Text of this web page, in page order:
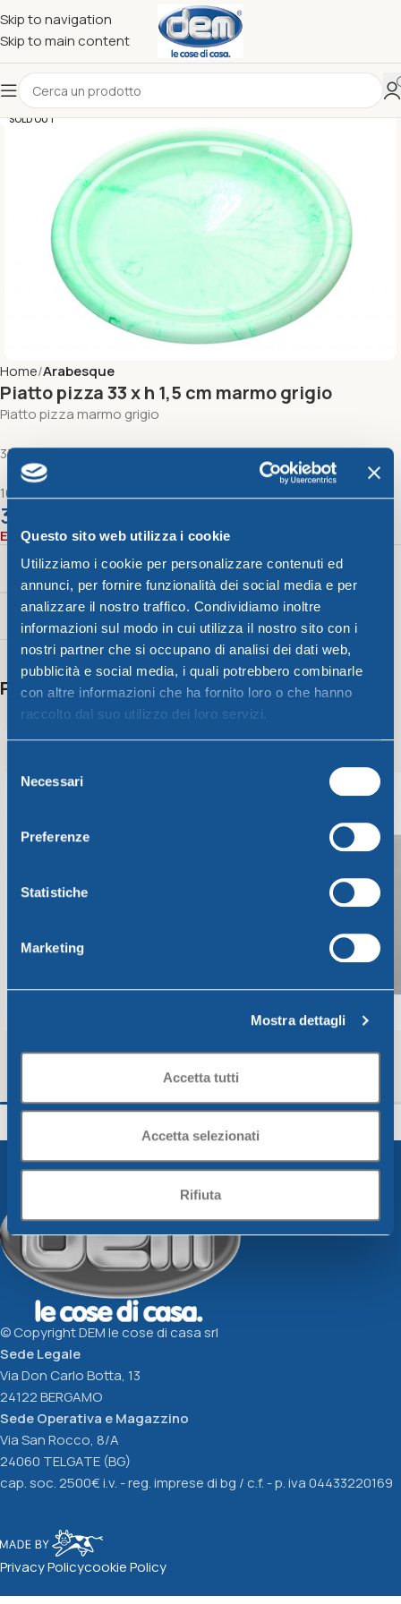
Questo sito web utilizza i cookie
Utilizziamo i cookie per personalizzare contenuti ed
annunci, per fornire funzionalità dei social media e per
analizzare il nostro traffico. Condividiamo inoltre
informazioni sul modo in cui utilizza il nostro sito con i
nostri partner che si occupano di analisi dei dati web,
pubblicità e social media, i quali potrebbero combinarle
con altre informazioni che ha fornito loro o che hanno
raccolto dal suo utilizzo dei loro servizi.
delNecessari
Preferenze
Statistiche
Marketing
Mostra dettagli
Accetta tutti
Accetta selezionati
Rifiuta
Skip to navigation
Skip to main content
SOLD OUT
Home Arabesque
Piatto pizza 33 x h 1,5 cm marmo grigio
Piatto pizza marmo grigio
33 x h 1,5 cm
167 g
3,80
Esaurito
Peso
167 g
Color
Grigio
Potrebbero interessarti anche
marmo grigio
Leggi Tutto Scegli
© Copyright DEM le cose di casa srl
Sede Legale
Via Don Carlo Botta, 13
24122 BERGAMO
Sede Operativa e Magazzino
Via San Rocco, 8/A
24060 TELGATE (BG)
cap. soc. 2500€ i.v. - reg. imprese di bg / c.f. - p. iva 04433220169
Privacy Policycookie Policy